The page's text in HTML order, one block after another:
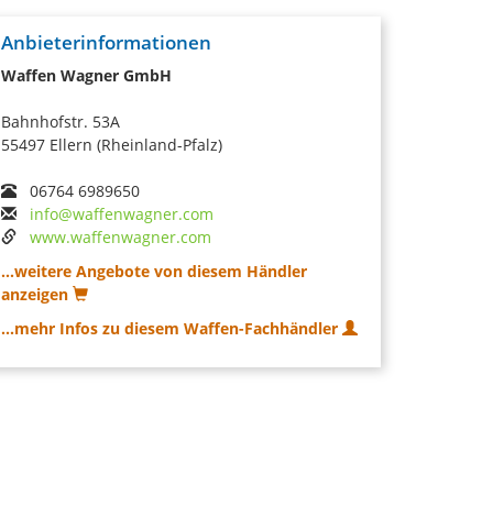
Anbieterinformationen
Waffen Wagner GmbH
Bahnhofstr. 53A
55497 Ellern (Rheinland-Pfalz)
06764 6989650
info@waffenwagner.com
www.waffenwagner.com
...weitere Angebote von diesem Händler
anzeigen
...mehr Infos zu diesem Waffen-Fachhändler